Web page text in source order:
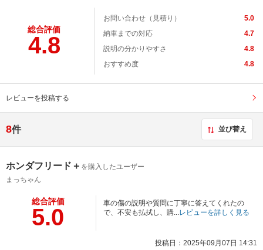
ネット予約でキャンペーンに応募しよ
総合評価
4.8
お問い合わせ（見積り）
5.0
納車までの対応
4.7
説明の分かりやすさ
4.8
おすすめ度
4.8
レビューを投稿する
8件 並び替え
ホンダフリード＋ を購入したユーザー
まっちゃん
総合評価
5.0
車の傷の説明や質問に丁寧に答えてくれたの
で、不安も払拭し、購...レビューを詳しく見る
投稿日：2025年09月07日 14:31